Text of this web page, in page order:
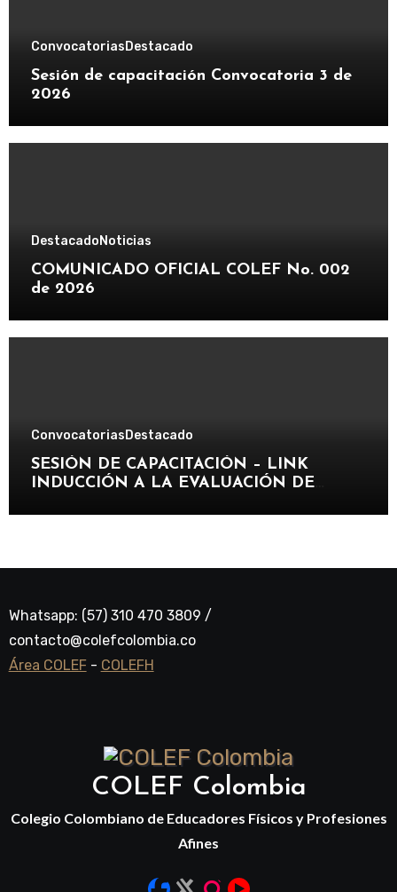
ConvocatoriasDestacado
Sesión de capacitación Convocatoria 3 de
2026
DestacadoNoticias
COMUNICADO OFICIAL COLEF No. 002
de 2026
ConvocatoriasDestacado
SESIÓN DE CAPACITACIÓN – LINK
INDUCCIÓN A LA EVALUACIÓN DE
Whatsapp: (57) 310 470 3809 /
contacto@colefcolombia.co
Área COLEF- COLEFH
COLEF Colombia
Colegio Colombiano de Educadores Físicos y Profesiones
Afines